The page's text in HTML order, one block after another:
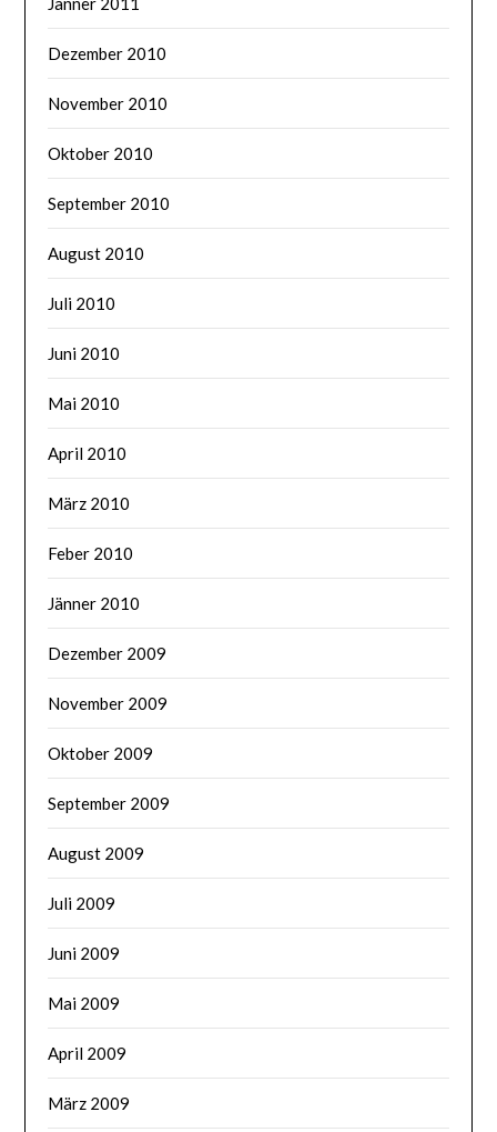
Dezember 2010
November 2010
Oktober 2010
September 2010
August 2010
Juli 2010
Juni 2010
Mai 2010
April 2010
März 2010
Feber 2010
Jänner 2010
Dezember 2009
November 2009
Oktober 2009
September 2009
August 2009
Juli 2009
Juni 2009
Mai 2009
April 2009
März 2009